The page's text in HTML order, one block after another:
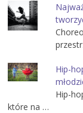
Hip-
Hip-
które na …